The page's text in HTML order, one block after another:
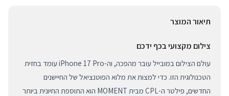
תיאור המוצר
צילום מקצועי בכף ידכם
עולם הצילום במובייל עובר מהפכה, וה-iPhone 17 Pro עומד בחזית
הטכנולוגית הזו. כדי למצות את מלוא הפוטנציאל של החיישנים
החדשים, פילטר ה-CPL מבית MOMENT הוא התוספת החיונית ביותר